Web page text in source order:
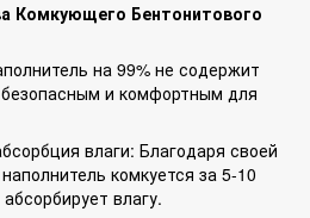
Комкующего Бентонитового
на 99% не содержит
и комфортным для
влаги: Благодаря своей
комкуется за 5-10
влагу.